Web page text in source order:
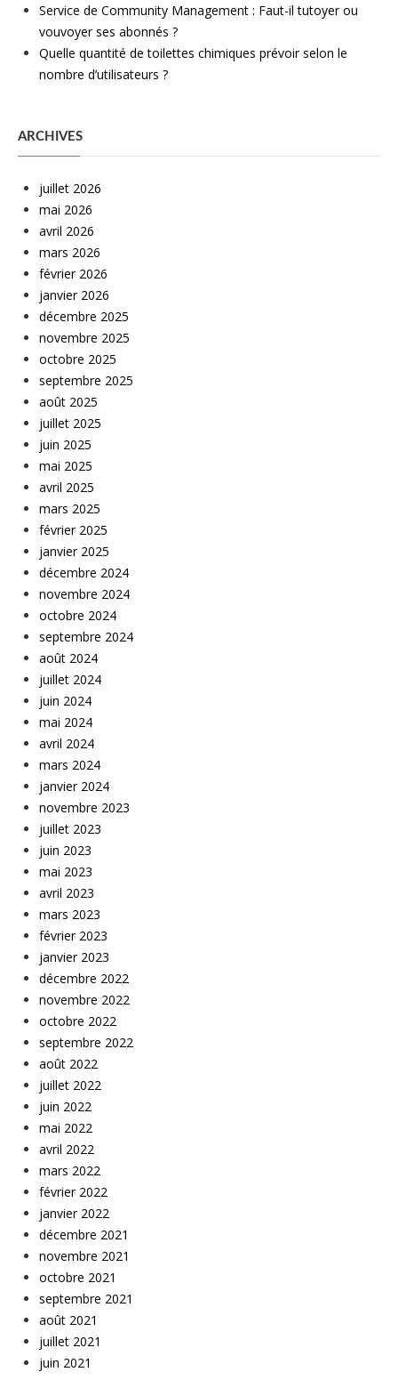
Service de Community Management : Faut-il tutoyer ou
vouvoyer ses abonnés ?
Quelle quantité de toilettes chimiques prévoir selon le
nombre d’utilisateurs ?
ARCHIVES
juillet 2026
mai 2026
avril 2026
mars 2026
février 2026
janvier 2026
décembre 2025
novembre 2025
octobre 2025
septembre 2025
août 2025
juillet 2025
juin 2025
mai 2025
avril 2025
mars 2025
février 2025
janvier 2025
décembre 2024
novembre 2024
octobre 2024
septembre 2024
août 2024
juillet 2024
juin 2024
mai 2024
avril 2024
mars 2024
janvier 2024
novembre 2023
juillet 2023
juin 2023
mai 2023
avril 2023
mars 2023
février 2023
janvier 2023
décembre 2022
novembre 2022
octobre 2022
septembre 2022
août 2022
juillet 2022
juin 2022
mai 2022
avril 2022
mars 2022
février 2022
janvier 2022
décembre 2021
novembre 2021
octobre 2021
septembre 2021
août 2021
juillet 2021
juin 2021